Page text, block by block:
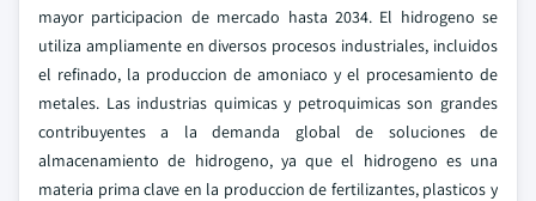
mayor participacion de mercado hasta 2034. El hidrogeno se
utiliza ampliamente en diversos procesos industriales, incluidos
el refinado, la produccion de amoniaco y el procesamiento de
metales. Las industrias quimicas y petroquimicas son grandes
contribuyentes a la demanda global de soluciones de
almacenamiento de hidrogeno, ya que el hidrogeno es una
materia prima clave en la produccion de fertilizantes, plasticos y